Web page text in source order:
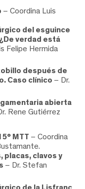
– Coordina Luis
del esguince
verdad está
Felipe Hermida
después de
Caso clínico – Dr.
abierta
Rene Gutiérrez
MTT – Coordina
placas, clavos y
– Dr. Stefan
de la Lisfranc